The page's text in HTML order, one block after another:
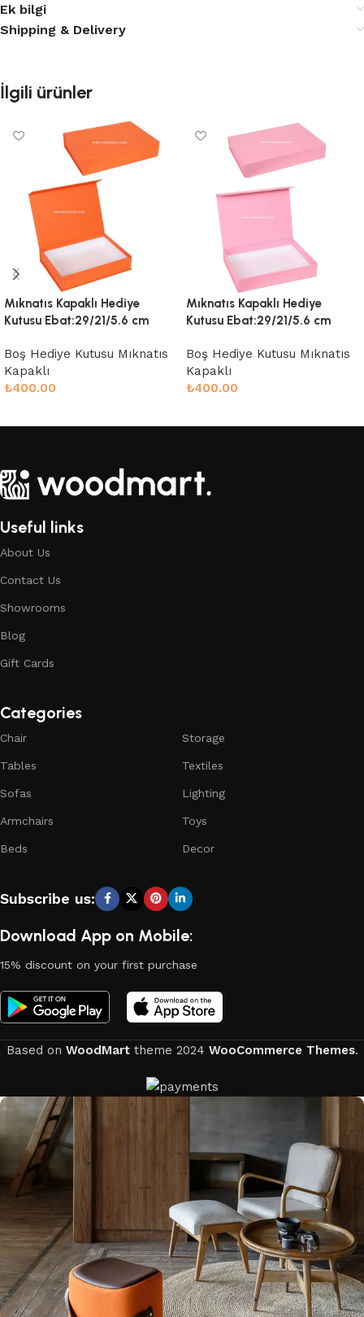
Ek bilgi
Shipping & Delivery
İlgili ürünler
Mıknatıs Kapaklı Hediye
Kutusu Ebat:29/21/5.6 cm
Boş Hediye Kutusu Mıknatıs
Kapaklı
₺400.00
Mıknatıs Kapaklı Hediye
Kutusu Ebat:29/21/5.6 cm
Boş Hediye Kutusu Mıknatıs
Kapaklı
₺400.00
Useful links
About Us
Contact Us
Showrooms
Blog
Gift Cards
Categories
Chair
Tables
Sofas
Armchairs
Beds
Storage
Textiles
Lighting
Toys
Decor
Subscribe us:
Download App on Mobile:
15% discount on your first purchase
Based on WoodMarttheme 2024 WooCommerce Themes.